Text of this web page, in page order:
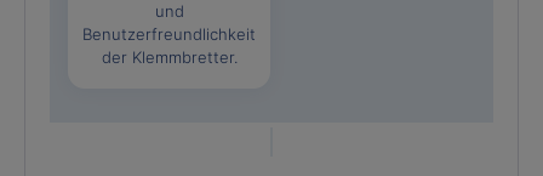
und
Benutzerfreundlichkeit
der Klemmbretter.